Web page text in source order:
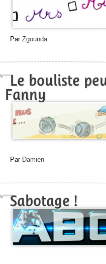
Par Zgounda
Le bouliste
Fanny
Par Damien
Sabotage !